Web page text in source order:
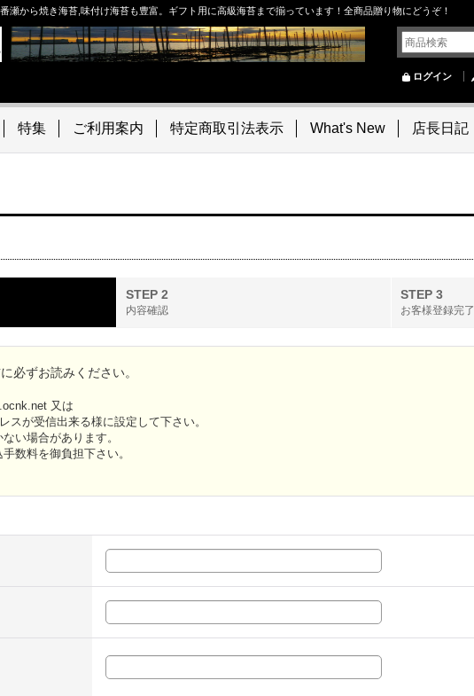
瀬から焼き海苔,味付け海苔も豊富。ギフト用に高級海苔まで揃っています！全商品贈り物にどうぞ！
ログイン
特集 ご利用案内 特定商取引法表示 What's New 店長日記
STEP 2
内容確認
STEP 3
お客様登録完了
必ずお読みください。
又は
スが受信出来る様に設定して下さい。
い場合があります。
数料を御負担下さい。